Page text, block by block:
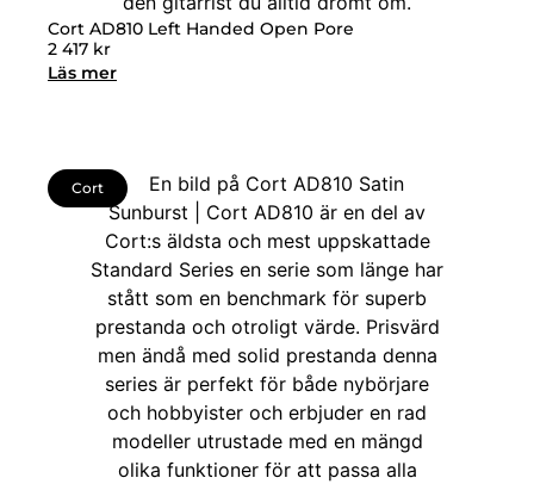
Cort AD810 Left Handed Open Pore
2 417 kr
Läs mer
Cort